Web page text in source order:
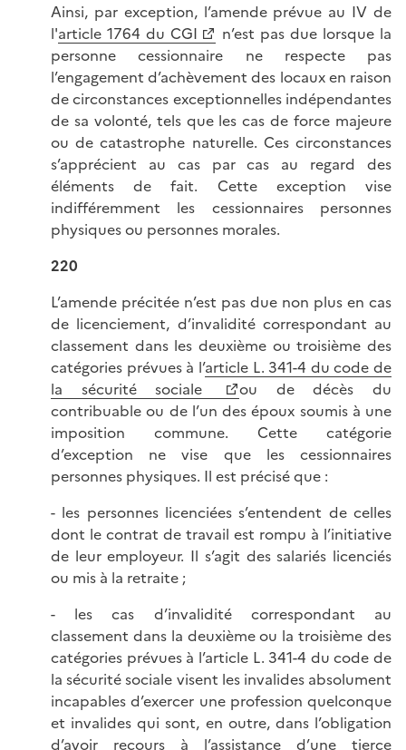
Ainsi, par exception, l’amende prévue au IV de
l'article 1764 du CGI
n’est pas due lorsque la
personne cessionnaire ne respecte pas
l’engagement d’achèvement des locaux en raison
de circonstances exceptionnelles indépendantes
de sa volonté, tels que les cas de force majeure
ou de catastrophe naturelle. Ces circonstances
s’apprécient au cas par cas au regard des
éléments de fait. Cette exception vise
indifféremment les cessionnaires personnes
physiques ou personnes morales.
220
L’amende précitée n’est pas due non plus en cas
de licenciement, d’invalidité correspondant au
classement dans les deuxième ou troisième des
catégories prévues à l’article L. 341-4 du code de
la sécurité sociale
ou de décès du
contribuable ou de l’un des époux soumis à une
imposition commune. Cette catégorie
d’exception ne vise que les cessionnaires
personnes physiques. Il est précisé que :
- les personnes licenciées s’entendent de celles
dont le contrat de travail est rompu à l’initiative
de leur employeur. Il s’agit des salariés licenciés
ou mis à la retraite ;
- les cas d’invalidité correspondant au
classement dans la deuxième ou la troisième des
catégories prévues à l’article L. 341-4 du code de
la sécurité sociale visent les invalides absolument
incapables d’exercer une profession quelconque
et invalides qui sont, en outre, dans l’obligation
d’avoir recours à l’assistance d’une tierce